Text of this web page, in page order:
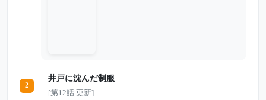
持つ人物。消された通信記録。空き家に残
2
井戸に沈んだ制服
[第12話 更新]